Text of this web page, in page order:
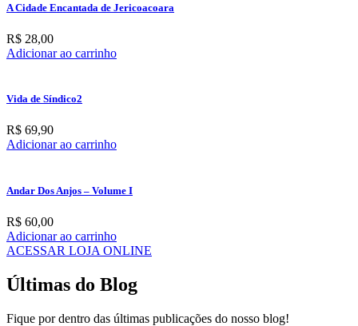
A Cidade Encantada de Jericoacoara
R$ 28,00
Adicionar ao carrinho
Vida de Síndico2
R$ 69,90
Adicionar ao carrinho
Andar Dos Anjos – Volume I
R$ 60,00
Adicionar ao carrinho
ACESSAR LOJA ONLINE
Últimas do Blog
Fique por dentro das últimas publicações do nosso blog!